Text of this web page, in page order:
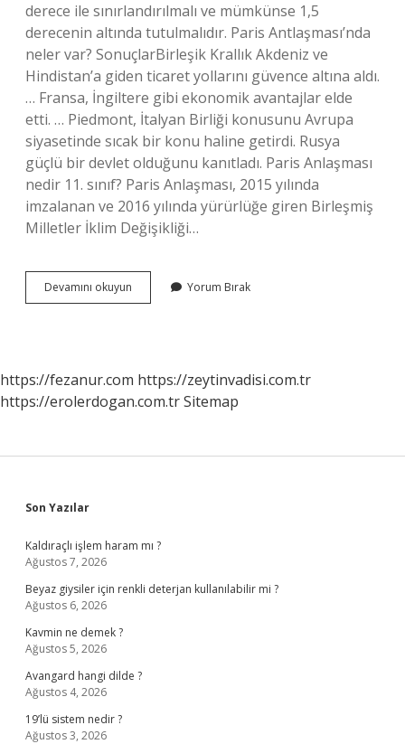
derece ile sınırlandırılmalı ve mümkünse 1,5
derecenin altında tutulmalıdır. Paris Antlaşması’nda
neler var? SonuçlarBirleşik Krallık Akdeniz ve
Hindistan’a giden ticaret yollarını güvence altına aldı.
… Fransa, İngiltere gibi ekonomik avantajlar elde
etti. … Piedmont, İtalyan Birliği konusunu Avrupa
siyasetinde sıcak bir konu haline getirdi. Rusya
güçlü bir devlet olduğunu kanıtladı. Paris Anlaşması
nedir 11. sınıf? Paris Anlaşması, 2015 yılında
imzalanan ve 2016 yılında yürürlüğe giren Birleşmiş
Milletler İklim Değişikliği…
Devamını okuyun
Antlaşmasının
Yorum Bırak
https://fezanur.com https://zeytinvadisi.com.tr
https://erolerdogan.com.trSitemap
Sidebar
Son Yazılar
Kaldıraçlı işlem haram mı ?
Ağustos 7, 2026
Beyaz giysiler için renkli deterjan kullanılabilir mi ?
Ağustos 6, 2026
Kavmin ne demek ?
Ağustos 5, 2026
Avangard hangi dilde ?
Ağustos 4, 2026
19’lü sistem nedir ?
Ağustos 3, 2026